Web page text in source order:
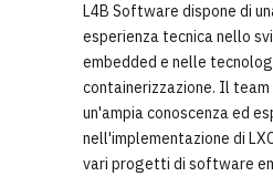
L4B Software dispone di
esperienza tecnica nello
embedded e nelle
containerizzazione. Il team
un'ampia conoscenza ed
nell'implementazione di
vari progetti di software